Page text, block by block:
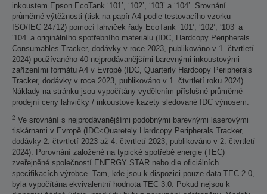
inkoustem Epson EcoTank ‘101’, ‘102’, ‘103’ a ‘104’. Srovnání
průměrné výtěžnosti (tisk na papír A4 podle testovacího vzorku
ISO/IEC 24712) pomocí lahviček řady EcoTank ’101’, ‘102’, ‘103’ a
‘104’ a originálního spotřebního materiálu (IDC, Hardcopy Peripherals
Consumables Tracker, dodávky v roce 2023, publikováno v 1. čtvrtletí
2024) používaného 40 nejprodávanějšími barevnými inkoustovými
zařízeními formátu A4 v Evropě (IDC, Quarterly Hardcopy Peripherals
Tracker, dodávky v roce 2023, publikováno v 1. čtvrtletí roku 2024).
Náklady na stránku jsou vypočítány vydělením příslušné průměrné
prodejní ceny lahvičky / inkoustové kazety sledované IDC výnosem.
2 Ve srovnání s nejprodávanějšími podobnými barevnými laserovými
tiskárnami v Evropě (IDC<Quaretely Hardcopy Peripherals Tracker,
dodávky 2. čtvrtletí 2023 až 4. čtvrtletí 2023, publikováno v 2. čtvrtletí
2024). Porovnání založené na typické spotřebě energie (TEC)
zveřejněné společností ENERGY STAR nebo dle oficiálních
specifikacích výrobce. Tam, kde jsou k dispozici pouze data TEC 2.0,
byla vypočítána ekvivalentní hodnota TEC 3.0. Pokud nejsou k